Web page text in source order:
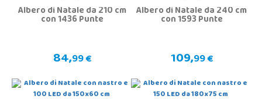
Albero di Natale da 210 cm
con 1436 Punte
84,99 €
Albero di Natale da 240 cm
con 1593 Punte
109,99 €